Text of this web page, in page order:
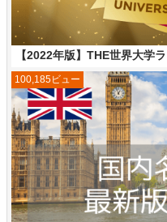
【2022年版】THE世界大学
100,185ビュー